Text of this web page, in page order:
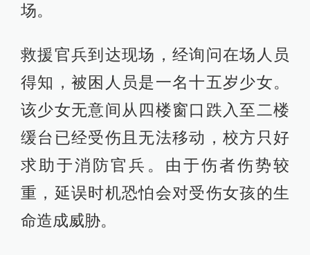
场。
救援官兵到达现场，经询问在场人员
得知，被困人员是一名十五岁少女。
该少女无意间从四楼窗口跌入至二楼
缓台已经受伤且无法移动，校方只好
求助于消防官兵。由于伤者伤势较
重，延误时机恐怕会对受伤女孩的生
命造成威胁。